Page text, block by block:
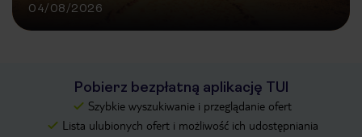
04/08/2026
Pobierz bezpłatną aplikację TUI
Szybkie wyszukiwanie i przeglądanie ofert
Lista ulubionych ofert i możliwość ich udostępniania